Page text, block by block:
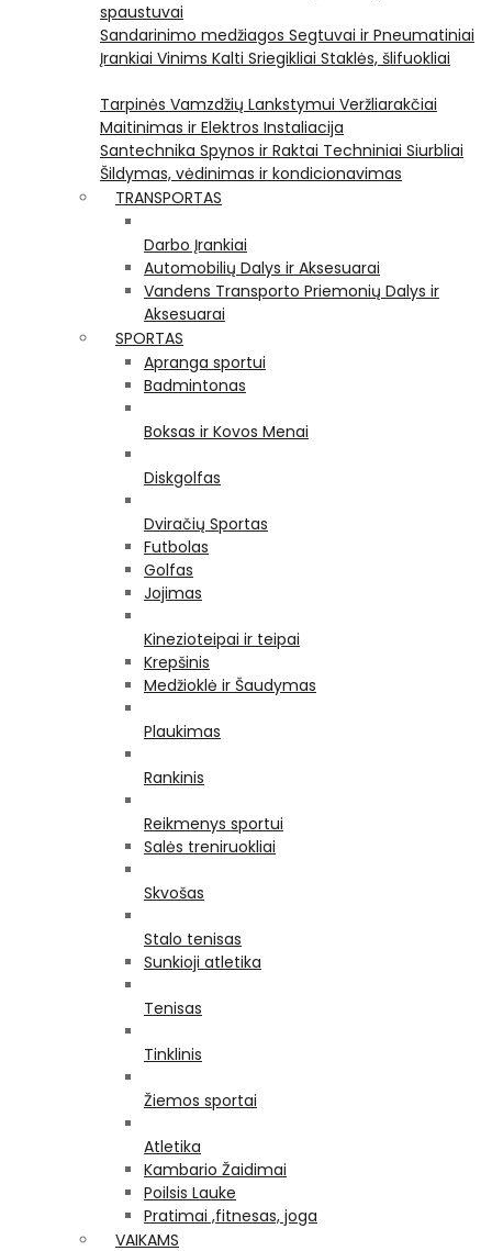
spaustuvai
Sandarinimo medžiagos Segtuvai ir Pneumatiniai
Įrankiai Vinims Kalti Sriegikliai Staklės, šlifuokliai
Tarpinės Vamzdžių Lankstymui Veržliarakčiai
Maitinimas ir Elektros Instaliacija
Santechnika Spynos ir Raktai Techniniai Siurbliai
Šildymas, vėdinimas ir kondicionavimas
TRANSPORTAS
Darbo Įrankiai
Automobilių Dalys ir Aksesuarai
Vandens Transporto Priemonių Dalys ir
Aksesuarai
SPORTAS
Apranga sportui
Badmintonas
Boksas ir Kovos Menai
Diskgolfas
Dviračių Sportas
Futbolas
Golfas
Jojimas
Kinezioteipai ir teipai
Krepšinis
Medžioklė ir Šaudymas
Plaukimas
Rankinis
Reikmenys sportui
Salės treniruokliai
Skvošas
Stalo tenisas
Sunkioji atletika
Tenisas
Tinklinis
Žiemos sportai
Atletika
Kambario Žaidimai
Poilsis Lauke
Pratimai ,fitnesas, joga
VAIKAMS